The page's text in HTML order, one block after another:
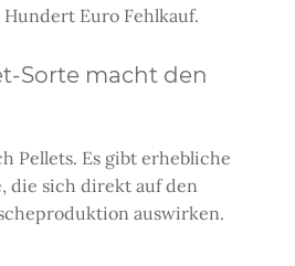
Euro Fehlkauf.
Sorte macht den
Pellets. Es gibt erhebliche
die sich direkt auf den
auswirken.